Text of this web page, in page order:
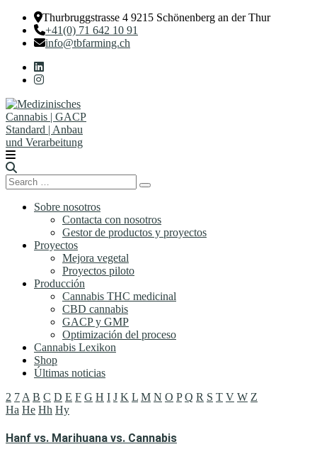
Thurbruggstrasse 4 9215 Schönenberg an der Thur
+41(0) 71 642 10 91
info@tbfarming.ch
Search
for:
Search
Sobre nosotros
Contacta con nosotros
Gestor de productos y proyectos
Proyectos
Mejora vegetal
Proyectos piloto
Producción
Cannabis THC medicinal
CBD cannabis
GACP y GMP
Optimización del proceso
Cannabis Lexikon
Shop
Últimas noticias
2 7 A B C D E F G H I J K L M N O P Q R S T V W Z
Ha He Hh Hy
Hanf vs. Marihuana vs. Cannabis